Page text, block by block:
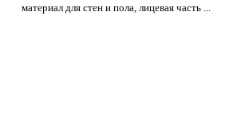
материал для стен и пола, лицевая часть ...